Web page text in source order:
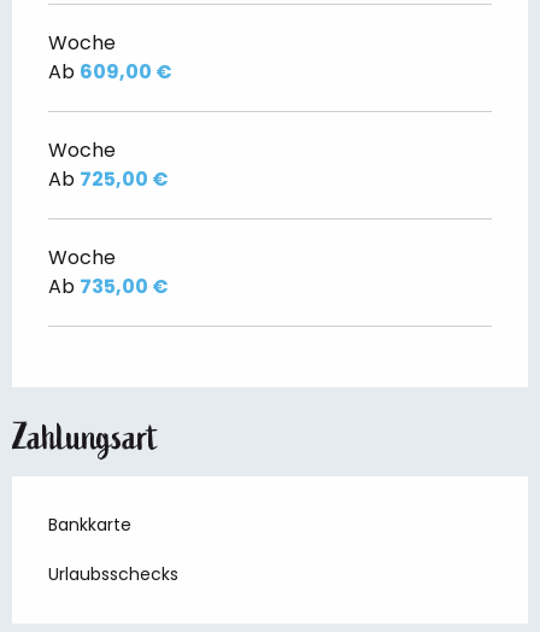
Woche
Ab 609,00 €
Woche
Ab 725,00 €
Woche
Ab 735,00 €
Zahlungsart
Bankkarte
Urlaubsschecks